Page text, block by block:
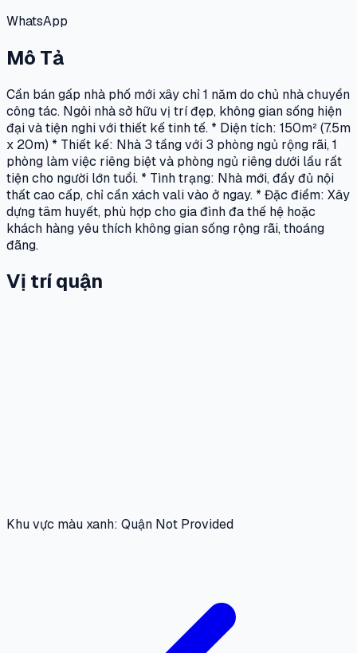
WhatsApp
Mô Tả
Cần bán gấp nhà phố mới xây chỉ 1 năm do chủ nhà chuyển
công tác. Ngôi nhà sở hữu vị trí đẹp, không gian sống hiện
đại và tiện nghi với thiết kế tinh tế. * Diện tích: 150m² (7.5m
x 20m) * Thiết kế: Nhà 3 tầng với 3 phòng ngủ rộng rãi, 1
phòng làm việc riêng biệt và phòng ngủ riêng dưới lầu rất
tiện cho người lớn tuổi. * Tình trạng: Nhà mới, đầy đủ nội
thất cao cấp, chỉ cần xách vali vào ở ngay. * Đặc điểm: Xây
dựng tâm huyết, phù hợp cho gia đình đa thế hệ hoặc
khách hàng yêu thích không gian sống rộng rãi, thoáng
đãng.
Vị trí quận
Khu vực màu xanh: Quận Not Provided